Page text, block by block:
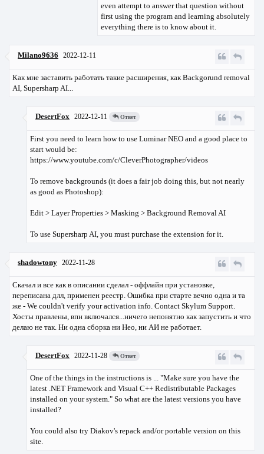
even attempt to answer that question without
first using the program and learning absolutely
everything there is to know about it.
Milano9636 2022-12-11
Как мне заставить работать такие расширения, как Backgorund removal
AI, Supersharp AI...
DesertFox 2022-12-11 Ответ
First you need to learn how to use Luminar NEO and a good place to
start would be:
https://www.youtube.com/c/CleverPhotographer/videos
To remove backgrounds (it does a fair job doing this, but not nearly
as good as Photoshop):
Edit > Layer Properties > Masking > Background Removal AI
To use Supersharp AI, you must purchase the extension for it.
shadowtony 2022-11-28
Скачал и все как в описании сделал - оффлайн при установке,
переписана длл, применен реестр. Ошибка при старте вечно одна и та
же - We couldn't verify your activation info. Contact Skylum Support.
Хосты правлены, впн включался...ничего непонятно как запустить и что
делаю не так. Ни одна сборка ни Нео, ни АИ не работает.
DesertFox 2022-11-28 Ответ
One of the things in the instructions is ... "Make sure you have the
latest .NET Framework and Visual C++ Redistributable Packages
installed on your system." So what are the latest versions you have
installed?
You could also try Diakov's repack and/or portable version on this
site.